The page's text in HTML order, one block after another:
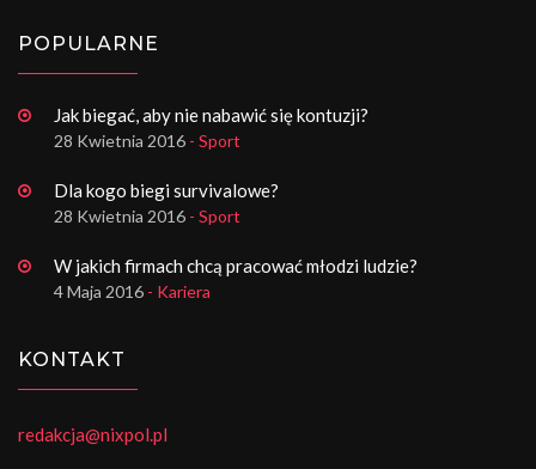
POPULARNE
Jak biegać, aby nie nabawić się kontuzji?
28 Kwietnia 2016 - Sport
Dla kogo biegi survivalowe?
28 Kwietnia 2016 - Sport
W jakich firmach chcą pracować młodzi ludzie?
4 Maja 2016 - Kariera
KONTAKT
redakcja@nixpol.pl